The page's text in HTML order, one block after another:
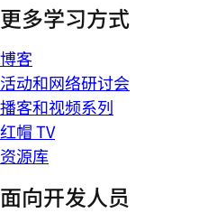
更多学习方式
博客
活动和网络研讨会
播客和视频系列
红帽 TV
资源库
面向开发人员